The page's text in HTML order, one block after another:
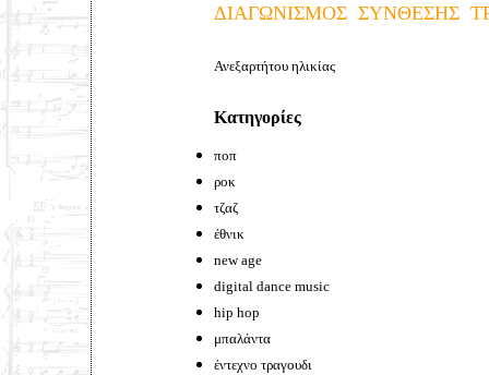
ΔΙΑΓΩΝΙΣΜΟΣ ΣΥΝΘΕΣΗΣ
Ανεξαρτήτου ηλικίας
Κατηγορίες
ποπ
ροκ
τζαζ
έθνικ
new age
digital dance music
hip hop
μπαλάντα
έντεχνο τραγουδι